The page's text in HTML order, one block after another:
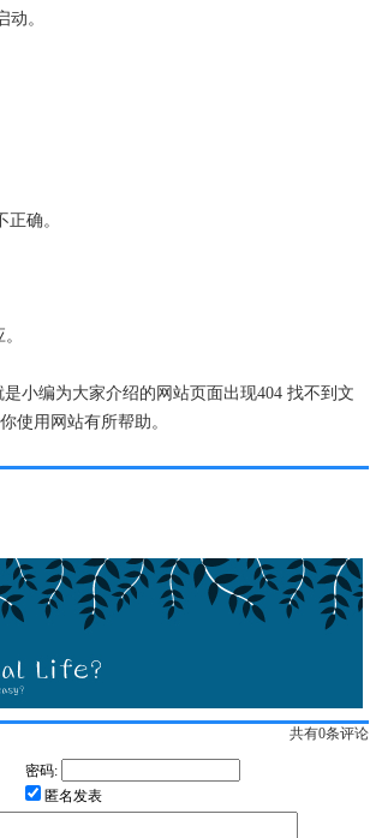
。
确。
小编为大家介绍的网站页面出现404 找不到文
使用网站有所帮助。
共有0条评论
密码:
匿名发表